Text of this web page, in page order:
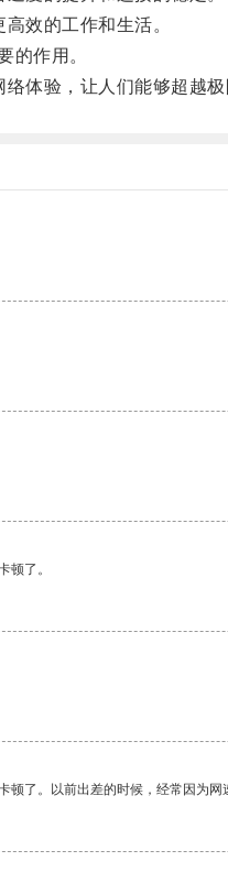
效的工作和生活。
作用。
验，让人们能够超越极
顿了。
了。以前出差的时候，经常因为